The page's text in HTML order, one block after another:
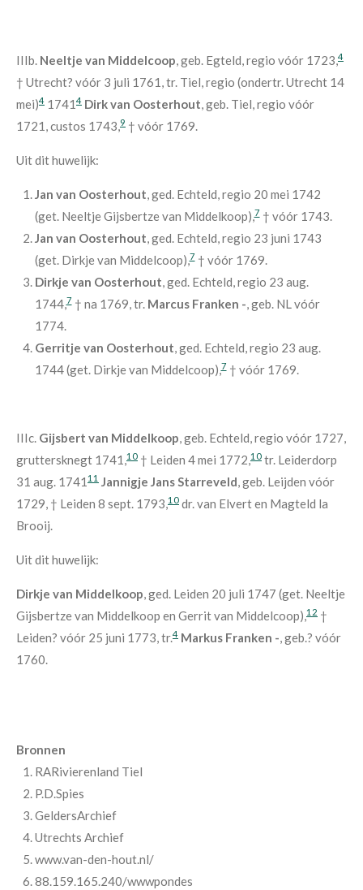
IIIb. Neeltje van Middelcoop, geb. Egteld, regio vóór 1723,4
† Utrecht? vóór 3 juli 1761, tr. Tiel, regio (ondertr. Utrecht 14
mei)4 1741 4 Dirk van Oosterhout, geb. Tiel, regio vóór
1721, custos 1743,9 † vóór 1769.
Uit dit huwelijk:
Jan van Oosterhout, ged. Echteld, regio 20 mei 1742
(get. Neeltje Gijsbertze van Middelkoop),7† vóór 1743.
Jan van Oosterhout, ged. Echteld, regio 23 juni 1743
(get. Dirkje van Middelcoop),7† vóór 1769.
Dirkje van Oosterhout, ged. Echteld, regio 23 aug.
1744,7† na 1769, tr. Marcus Franken -, geb. NL vóór
1774.
Gerritje van Oosterhout, ged. Echteld, regio 23 aug.
1744 (get. Dirkje van Middelcoop),7† vóór 1769.
IIIc. Gijsbert van Middelkoop, geb. Echteld, regio vóór 1727,
gruttersknegt 1741,10 † Leiden 4 mei 1772,10 tr. Leiderdorp
31 aug. 1741 11 Jannigje Jans Starreveld, geb. Leijden vóór
1729, † Leiden 8 sept. 1793,10 dr. van Elvert en Magteld la
Brooij.
Uit dit huwelijk:
Dirkje van Middelkoop, ged. Leiden 20 juli 1747 (get. Neeltje
Gijsbertze van Middelkoop en Gerrit van Middelcoop),12 †
Leiden? vóór 25 juni 1773, tr.4 Markus Franken -, geb.? vóór
1760.
Bronnen
RARivierenland Tiel
P.D.Spies
GeldersArchief
Utrechts Archief
www.van-den-hout.nl/
88.159.165.240/wwwpondes